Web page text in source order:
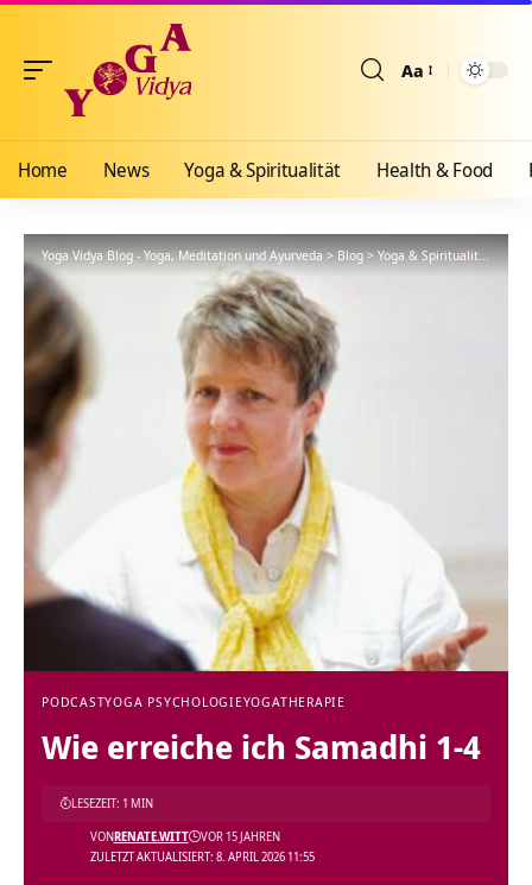
Aa
Home News Yoga & Spiritualität Health & Food
Yoga Vidya Blog - Yoga, Meditation und Ayurveda>Blog>Yoga & Spiritualität >
PODCASTYOGA PSYCHOLOGIEYOGATHERAPIE
Wie erreiche ich Samadhi 1-4
ZULETZT AKTUALISIERT: 8. APRIL 2026 11:55
VONRENATE.WITT VOR 15 JAHREN
LESEZEIT: 1 MIN